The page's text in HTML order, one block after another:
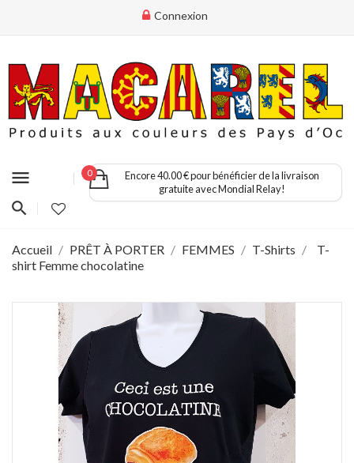
Connexion
menu 0
Encore 40.00 € pour bénéficier de la livraison
gratuite avec Mondial Relay!
Accueil PRÊT À PORTER FEMMES T-Shirts
T-
shirt Femme chocolatine